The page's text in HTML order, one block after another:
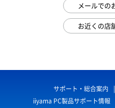
メールでの
お近くの店
サポート・総合案内
iiyama PC製品サポート情報